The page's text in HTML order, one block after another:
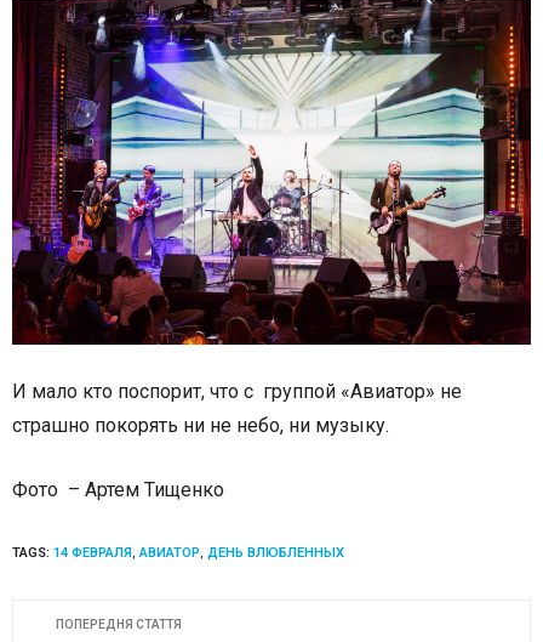
И мало кто поспорит, что с группой «Авиатор» не
страшно покорять ни не небо, ни музыку.
Фото – Артем Тищенко
TAGS: 14 ФЕВРАЛЯ ,АВИАТОР, ДЕНЬ ВЛЮБЛЕННЫХ
ПОПЕРЕДНЯ СТАТТЯ